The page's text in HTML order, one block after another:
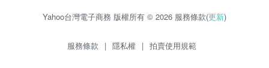
Yahoo台灣電子商務 版權所有 © 2026 服務條款(更新)
服務條款 | 隱私權 | 拍賣使用規範